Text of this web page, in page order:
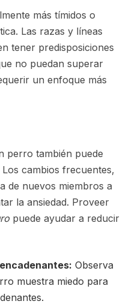
más tímidos o
Las razas y líneas
tener predisposiciones
no puedan superar
un enfoque más
perro también puede
cambios frecuentes,
de nuevos miembros a
la ansiedad. Proveer
puede ayudar a reducir
Observa
muestra miedo para